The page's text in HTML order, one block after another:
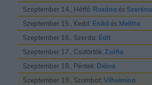
Szeptember 14., Hétfő: Roxána és Szeréna
Szeptember 15., Kedd: Enikõ és Melitta
Szeptember 16., Szerda: Edit
Szeptember 17., Csütörtök: Zsófia
Szeptember 18., Péntek: Diána
Szeptember 19., Szombat: Vilhelmina